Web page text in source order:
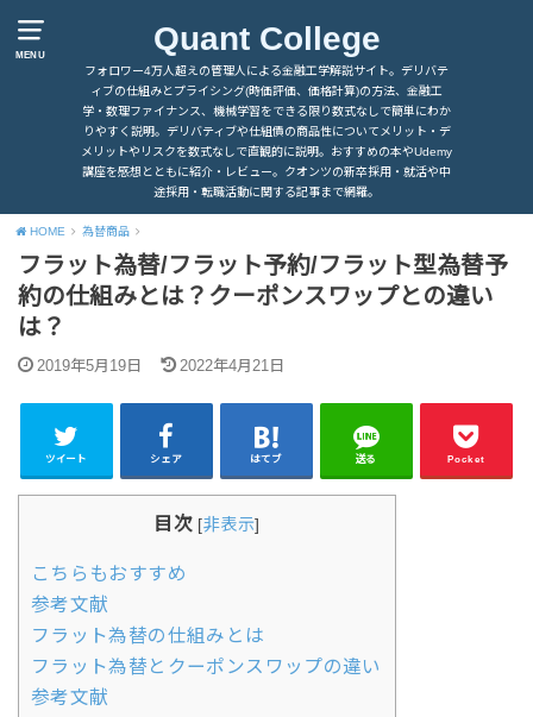
MENU Quant College
フォロワー4万人超えの管理人による金融工学解説サイト。デリバテ
ィブの仕組みとプライシング(時価評価、価格計算)の方法、金融工
学・数理ファイナンス、機械学習をできる限り数式なしで簡単にわか
りやすく説明。デリバティブや仕組債の商品性についてメリット・デ
メリットやリスクを数式なしで直観的に説明。おすすめの本やUdemy
講座を感想とともに紹介・レビュー。クオンツの新卒採用・就活や中
途採用・転職活動に関する記事まで網羅。
HOME 為替商品
フラット為替/フラット予約/フラット型為替予
約の仕組みとは？クーポンスワップとの違い
は？
2019年5月19日 2022年4月21日
ツイート シェア はてブ 送る Pocket
目次 [非表示]
こちらもおすすめ
参考文献
フラット為替の仕組みとは
フラット為替とクーポンスワップの違い
参考文献